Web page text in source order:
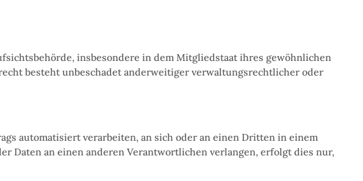
insbesondere in dem Mitgliedstaat ihres gewöhnlichen
besteht unbeschadet anderweitiger verwaltungsrechtlicher oder
automatisiert verarbeiten, an sich oder an einen Dritten in einem
Daten an einen anderen Verantwortlichen verlangen, erfolgt dies nur,